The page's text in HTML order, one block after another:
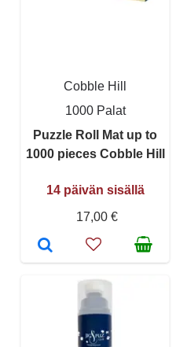
Cobble Hill
1000 Palat
Puzzle Roll Mat up to
1000 pieces Cobble Hill
14 päivän sisällä
17,00 €